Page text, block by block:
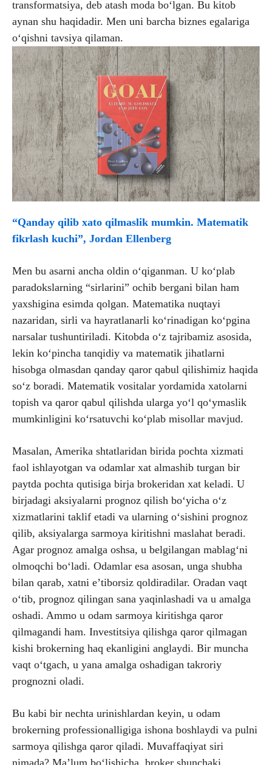
transformatsiya, deb atash moda bo‘lgan. Bu kitob
aynan shu haqidadir. Men uni barcha biznes egalariga
o‘qishni tavsiya qilaman.
“Qanday qilib xato qilmaslik mumkin. Matematik
fikrlash kuchi”, Jordan Ellenberg
Men bu asarni ancha oldin o‘qiganman. U ko‘plab
paradokslarning “sirlarini” ochib bergani bilan ham
yaxshigina esimda qolgan. Matematika nuqtayi
nazaridan, sirli va hayratlanarli ko‘rinadigan ko‘pgina
narsalar tushuntiriladi. Kitobda o‘z tajribamiz asosida,
lekin ko‘pincha tanqidiy va matematik jihatlarni
hisobga olmasdan qanday qaror qabul qilishimiz haqida
so‘z boradi. Matematik vositalar yordamida xatolarni
topish va qaror qabul qilishda ularga yo‘l qo‘ymaslik
mumkinligini ko‘rsatuvchi ko‘plab misollar mavjud.
Masalan, Amerika shtatlaridan birida pochta xizmati
faol ishlayotgan va odamlar xat almashib turgan bir
paytda pochta qutisiga birja brokeridan xat keladi. U
birjadagi aksiyalarni prognoz qilish bo‘yicha o‘z
xizmatlarini taklif etadi va ularning o‘sishini prognoz
qilib, aksiyalarga sarmoya kiritishni maslahat beradi.
Agar prognoz amalga oshsa, u belgilangan mablag‘ni
olmoqchi bo‘ladi. Odamlar esa asosan, unga shubha
bilan qarab, xatni e’tiborsiz qoldiradilar. Oradan vaqt
o‘tib, prognoz qilingan sana yaqinlashadi va u amalga
oshadi. Ammo u odam sarmoya kiritishga qaror
qilmagandi ham. Investitsiya qilishga qaror qilmagan
kishi brokerning haq ekanligini anglaydi. Bir muncha
vaqt o‘tgach, u yana amalga oshadigan takroriy
prognozni oladi.
Bu kabi bir nechta urinishlardan keyin, u odam
brokerning professionalligiga ishona boshlaydi va pulni
sarmoya qilishga qaror qiladi. Muvaffaqiyat siri